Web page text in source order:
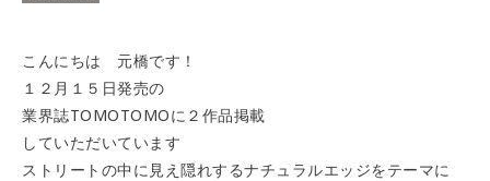
こんにちは 元橋です！
１２月１５日発売の
業界誌TOMOTOMOに２作品掲載
していただいています
ストリートの中に見え隠れするナチュラルエッジをテーマに